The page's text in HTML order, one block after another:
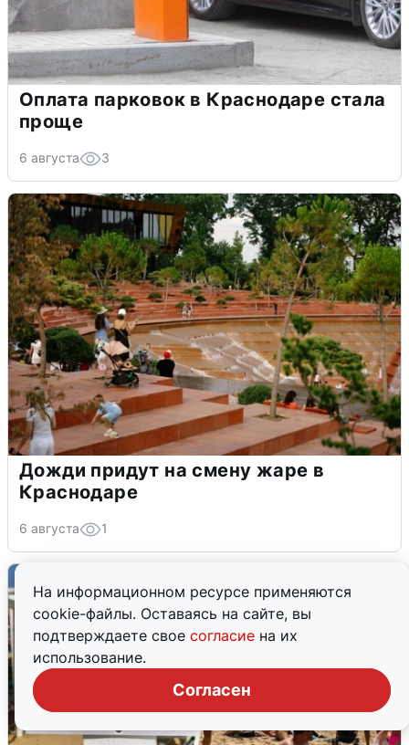
На информационном ресурсе применяются
cookie-файлы. Оставаясь на сайте, вы
подтверждаете свое согласие на их
использование.
Согласен
Оплата парковок в Краснодаре стала
проще
6 августа 3
Дожди придут на смену жаре в
Краснодаре
6 августа 1